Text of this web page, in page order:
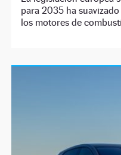
para 2035 ha
los motores de